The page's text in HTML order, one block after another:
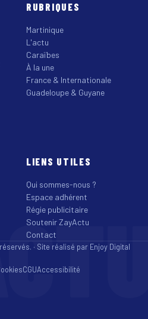
RUBRIQUES
Martinique
L'actu
Caraïbes
À la une
France & Internationale
Guadeloupe & Guyane
LIENS UTILES
Qui sommes-nous ?
Espace adhérent
Régie publicitaire
Soutenir ZayActu
Contact
· Site réalisé par Enjoy Digital
CGUAccessibilité